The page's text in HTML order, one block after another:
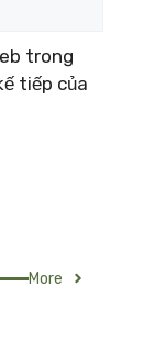
trong
tiếp của
More